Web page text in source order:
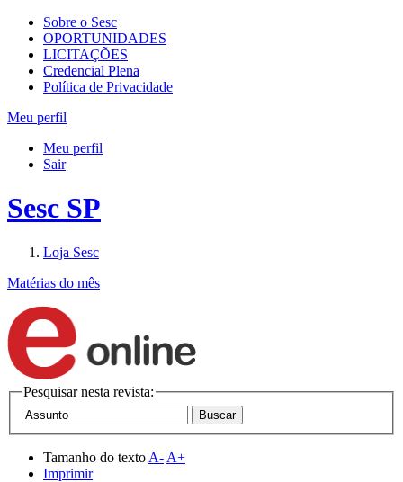
Sobre o Sesc
OPORTUNIDADES
LICITAÇÕES
Credencial Plena
Política de Privacidade
Meu perfil
Meu perfil
Sair
Sesc SP
Loja Sesc
Matérias do mês
Pesquisar nesta revista:
Tamanho do texto A- A+
Imprimir